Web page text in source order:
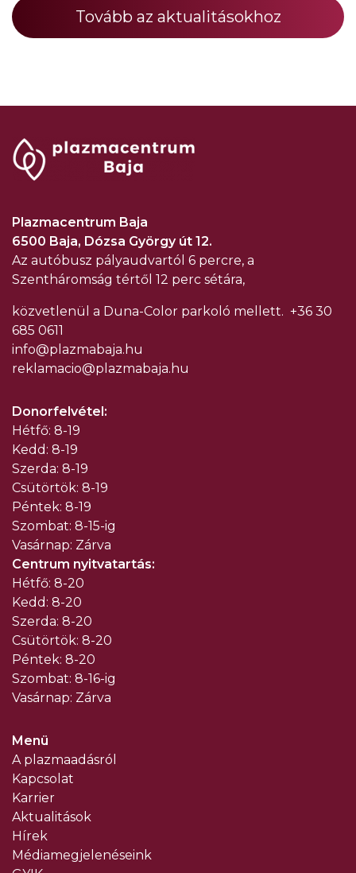
Tovább az aktualitásokhoz
Plazmacentrum Baja
6500 Baja, Dózsa György út 12.
Az autóbusz pályaudvartól 6 percre, a
Szentháromság tértől 12 perc sétára,
közvetlenül a Duna-Color parkoló mellett. +36 30
685 0611
info@plazmabaja.hu
reklamacio@plazmabaja.hu
Donorfelvétel:
Hétfő: 8-19
Kedd: 8-19
Szerda: 8-19
Csütörtök: 8-19
Péntek: 8-19
Szombat: 8-15-ig
Vasárnap: Zárva
Centrum nyitvatartás:
Hétfő: 8-20
Kedd: 8-20
Szerda: 8-20
Csütörtök: 8-20
Péntek: 8-20
Szombat: 8-16-ig
Vasárnap: Zárva
Menü
A plazmaadásról
Kapcsolat
Karrier
Aktualitások
Hírek
Médiamegjelenéseink